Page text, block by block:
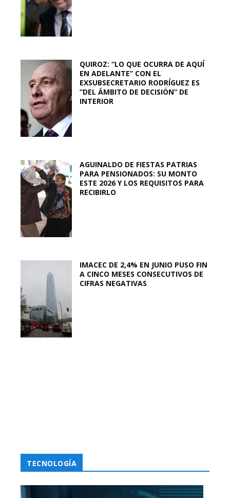
QUIROZ: “LO QUE OCURRA DE AQUÍ
EN ADELANTE” CON EL
EXSUBSECRETARIO RODRÍGUEZ ES
“DEL ÁMBITO DE DECISIÓN” DE
INTERIOR
AGUINALDO DE FIESTAS PATRIAS
PARA PENSIONADOS: SU MONTO
ESTE 2026 Y LOS REQUISITOS PARA
RECIBIRLO
IMACEC DE 2,4% EN JUNIO PUSO FIN
A CINCO MESES CONSECUTIVOS DE
CIFRAS NEGATIVAS
TECNOLOGÍA